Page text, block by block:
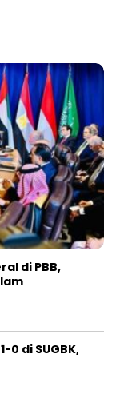
di PBB,
0 di SUGBK,